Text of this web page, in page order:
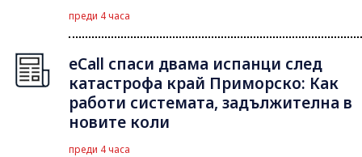
преди 4 часа
eCall спаси двама испанци след
катастрофа край Приморско: Как
работи системата, задължителна в
новите коли
преди 4 часа